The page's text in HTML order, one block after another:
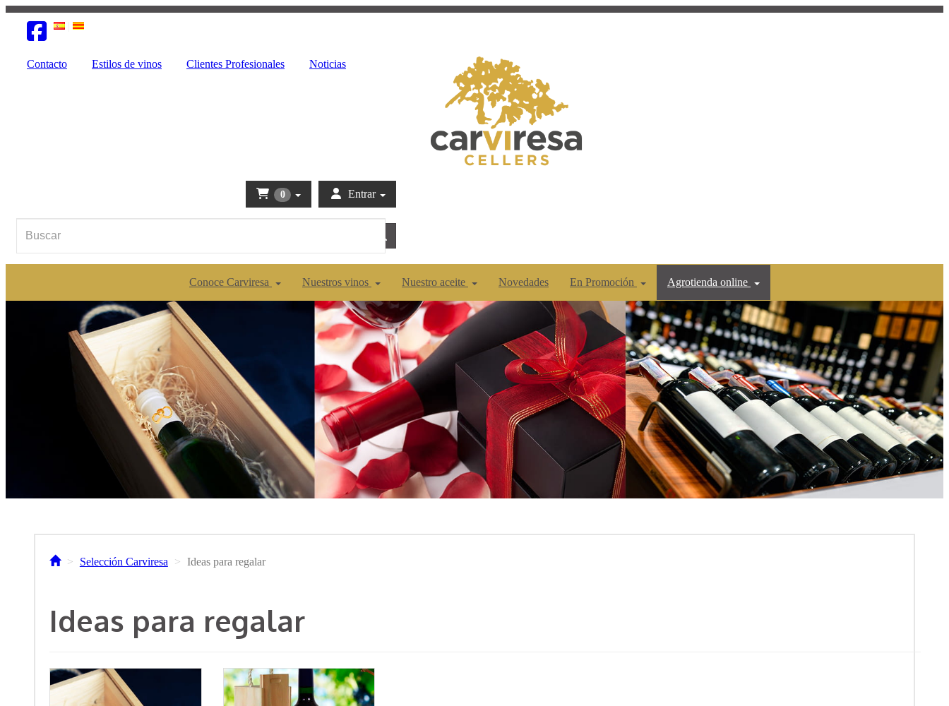
Contacto Estilos de vinos Clientes Profesionales Noticias
0 Entrar
Conoce Carviresa Nuestros vinos Nuestro aceite Novedades En Promoción Agrotienda online
Selección Carviresa Ideas para regalar
Ideas para regalar